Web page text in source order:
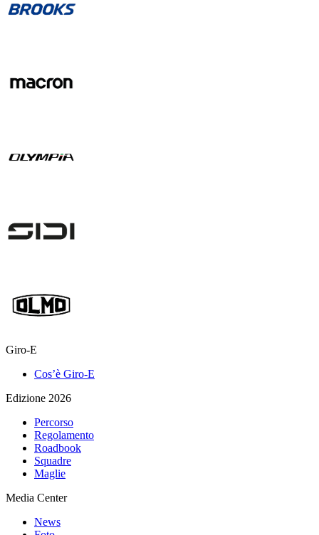
Giro-E
Cos’è Giro-E
Edizione 2026
Percorso
Regolamento
Roadbook
Squadre
Maglie
Media Center
News